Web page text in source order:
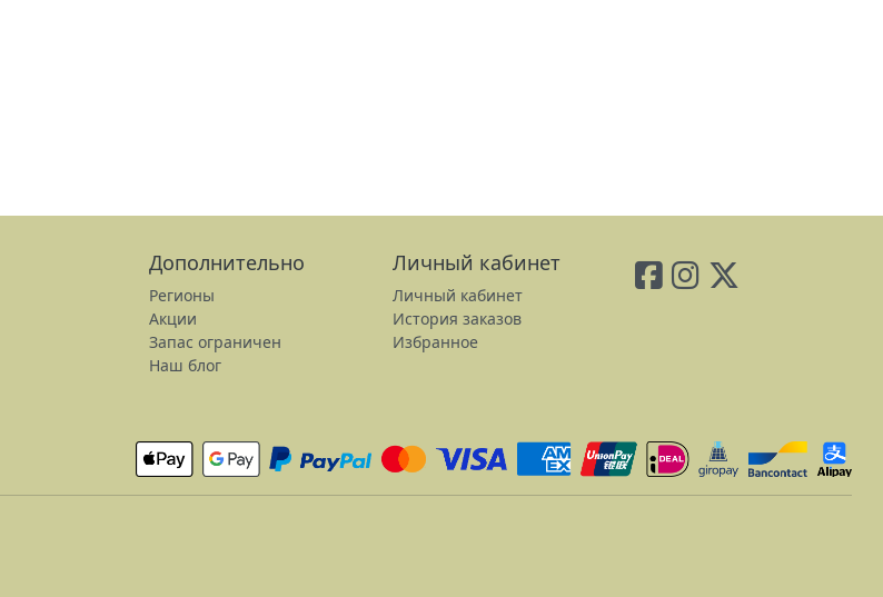
Дополнительно
Регионы
Акции
Запас ограничен
Наш блог
Личный кабинет
Личный кабинет
История заказов
Избранное